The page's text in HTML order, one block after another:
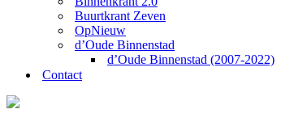
Buurtkrant Zeven
OpNieuw
d’Oude Binnenstad
d’Oude Binnenstad (2007-2022)
Contact